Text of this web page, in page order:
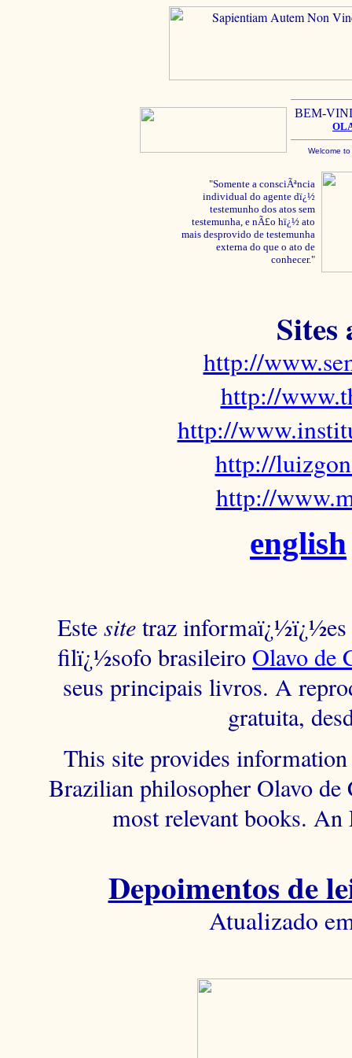
BEM-
Welcome
"Somente a consciÃªncia
individual do agente dï¿½
testemunho dos atos sem
testemunha, e nÃ£o hï¿½ ato
mais desprovido de testemunha
externa do que o ato de
conhecer."
Sites
http://
http://
http://
http://
http://
english
Este sitetraz informaï¿½ï¿½es
filï¿½sofo brasileiro Olavo de
seus principais livros. A
gratuita,
This site provides
Brazilian philosopher Olavo
most relevant books.
Depoimentos de
Atualizado